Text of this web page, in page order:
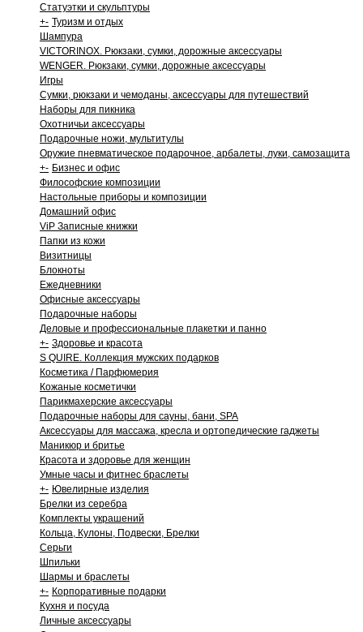
Статуэтки и скульптуры
+- Туризм и отдых
Шампура
VICTORINOX. Рюкзаки, сумки, дорожные аксессуары
WENGER. Рюкзаки, сумки, дорожные аксессуары
Игры
Сумки, рюкзаки и чемоданы, аксессуары для путешествий
Наборы для пикника
Охотничьи аксессуары
Подарочные ножи, мультитулы
Оружие пневматическое подарочное, арбалеты, луки, самозащита
+- Бизнес и офис
Философские композиции
Настольные приборы и композиции
Домашний офис
ViP Записные книжки
Папки из кожи
Визитницы
Блокноты
Ежедневники
Офисные аксессуары
Подарочные наборы
Деловые и профессиональные плакетки и панно
+- Здоровье и красота
S QUIRE. Коллекция мужских подарков
Косметика / Парфюмерия
Кожаные косметички
Парикмахерские аксессуары
Подарочные наборы для сауны, бани, SPA
Аксессуары для массажа, кресла и ортопедические гаджеты
Маникюр и бритье
Красота и здоровье для женщин
Умные часы и фитнес браслеты
+- Ювелирные изделия
Брелки из серебра
Комплекты украшений
Кольца, Кулоны, Подвески, Брелки
Серьги
Шпильки
Шармы и браслеты
+- Корпоративные подарки
Кухня и посуда
Личные аксессуары